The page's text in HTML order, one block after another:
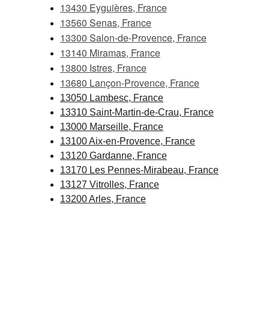
13430 Eyguières, France
13560 Senas, France
13300 Salon-de-Provence, France
13140 Miramas, France
13800 Istres, France
13680 Lançon-Provence, France
13050 Lambesc, France
13310 Saint-Martin-de-Crau, France
13000 Marseille, France
13100 Aix-en-Provence, France
13120 Gardanne, France
13170 Les Pennes-Mirabeau, France
13127 Vitrolles, France
13200 Arles, France